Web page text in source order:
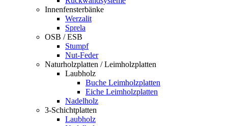
Innenfensterbänke
Werzalit
Sprela
OSB / ESB
Stumpf
Nut-Feder
Naturholzplatten / Leimholzplatten
Laubholz
Buche Leimholzplatten
Eiche Leimholzplatten
Nadelholz
3-Schichtplatten
Laubholz